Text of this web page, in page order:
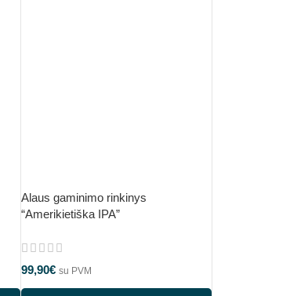
Alaus gaminimo rinkinys
“Amerikietiška IPA”
99,90€ su PVM